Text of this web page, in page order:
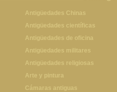
Antigüedades Chinas
Antigüedades Chinas
Antigüedades científicas
Antigüedades científicas
Antigüedades de oficina
Máquinas de escribir antiguas
Calculadoras antiguas
Teléfonos y Telégrafos antiguos
Antigüedades militares
Espadas antiguas
Medallas y condecoraciones
Cascos militares
Antigüedades religiosas
Antigüedades religiosas
Arte y pintura
Pintura antigua
Cámaras antiguas